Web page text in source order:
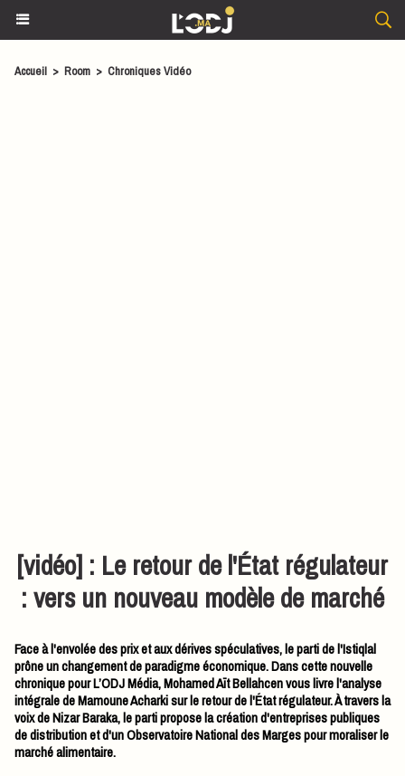
Accueil > Room > Chroniques Vidéo
[vidéo] : Le retour de l'État régulateur
: vers un nouveau modèle de marché
Face à l'envolée des prix et aux dérives spéculatives, le parti de l'Istiqlal
prône un changement de paradigme économique. Dans cette nouvelle
chronique pour L’ODJ Média, Mohamed Aït Bellahcen vous livre l'analyse
intégrale de Mamoune Acharki sur le retour de l'État régulateur. À travers la
voix de Nizar Baraka, le parti propose la création d'entreprises publiques
de distribution et d'un Observatoire National des Marges pour moraliser le
marché alimentaire.